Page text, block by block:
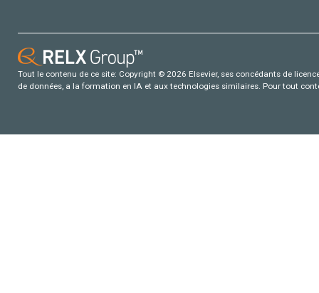
Tout le contenu de ce site: Copyright © 2026 Elsevier, ses concédants de
de données, a la formation en IA et aux technologies similaires. Pour tout